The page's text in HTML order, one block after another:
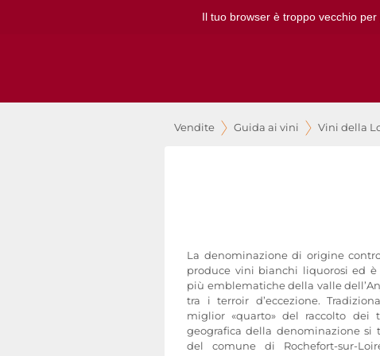
Il tuo browser è troppo vecchio
Vendite Guida ai vini Vini della
La denominazione di origine
produce vini bianchi liquorosi ed
più emblematiche della valle
tra i terroir d’eccezione.
miglior «quarto» del raccolto dei
geografica della denominazione si
del comune di Rochefort-sur-